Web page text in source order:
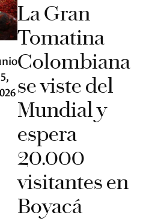
5,
La Gran
Tomatina
Colombiana
se viste del
Mundial y
espera
20.000
visitantes en
Boyacá